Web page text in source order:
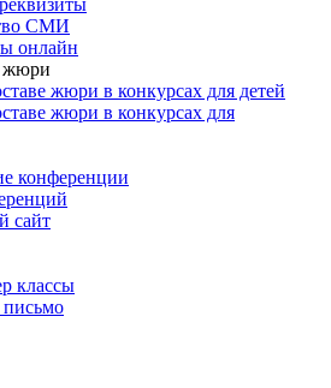
СМИ
онлайн
жюри
жюри в конкурсах для детей
жюри в конкурсах для
конференции
сайт
классы
письмо